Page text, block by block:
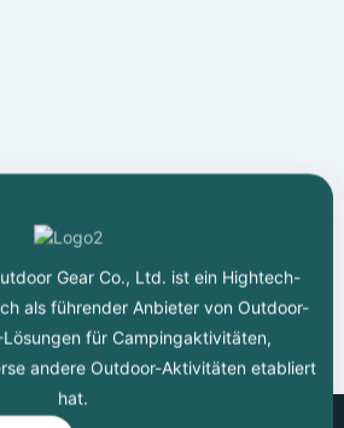
Gear Co., Ltd. ist ein Hightech-
als führender Anbieter von Outdoor-
für Campingaktivitäten,
andere Outdoor-Aktivitäten etabliert
hat.